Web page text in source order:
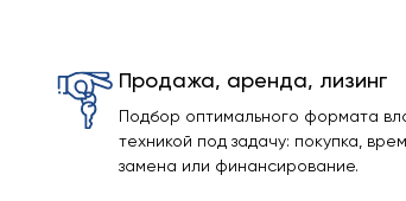
Продажа, аренда, лизинг
Подбор оптимального формата
техникой под задачу: покупка,
замена или финансирование.